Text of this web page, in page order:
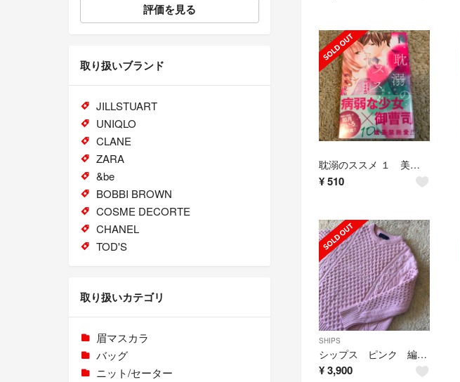
耽溺のススメ １ 美品！！
¥510
SHIPS
シップス ピンク 編地が可愛いオーバーサイズニット
¥3,900
評価を見る
取り扱いブランド
JILLSTUART
UNIQLO
CLANE
ZARA
&be
BOBBI BROWN
COSME DECORTE
CHANEL
TOD'S
取り扱いカテゴリ
眉マスカラ
バッグ
ニット/セーター